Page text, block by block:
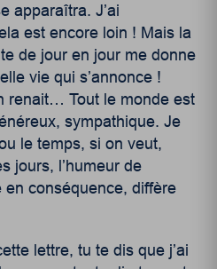
apparaîtra. J’ai
est encore loin ! Mais la
de jour en jour me donne
vie qui s’annonce !
renait… Tout le monde est
sympathique. Je
le temps, si on veut,
jours, l’humeur de
conséquence, diffère
lettre, tu te dis que j’ai